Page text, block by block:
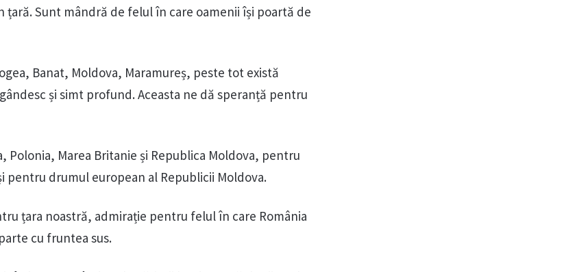
Sunt mândră de felul în care oamenii își poartă de
Banat, Moldova, Maramureș, peste tot există
și simt profund. Aceasta ne dă speranță pentru
Polonia, Marea Britanie și Republica Moldova, pentru
pentru drumul european al Republicii Moldova.
țara noastră, admirație pentru felul în care România
cu fruntea sus.